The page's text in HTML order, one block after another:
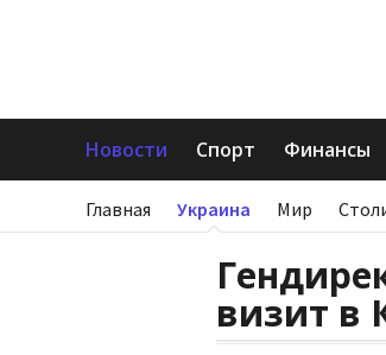
Новости Спорт Финансы
Главная Украина Мир
визит в